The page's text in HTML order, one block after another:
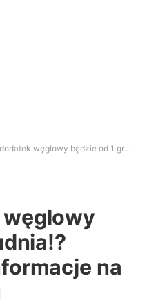
będzie od 1 grudnia!? Przełomowe informacje na temat dodatku
na